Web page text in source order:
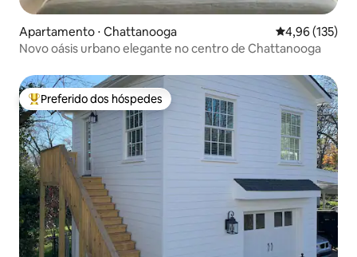
Apartamento ⋅ Chattanooga 4,96 de uma
4,96 (135)
Novo oásis urbano elegante no centro de Chattanooga
Entre os melhores preferidos dos hóspedes
Preferido dos hóspedes